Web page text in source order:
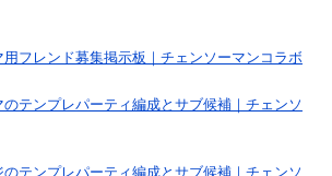
用フレンド募集掲示板｜チェンソーマンコラボ
のテンプレパーティ編成とサブ候補｜チェンソ
のテンプレパーティ編成とサブ候補｜チェンソ